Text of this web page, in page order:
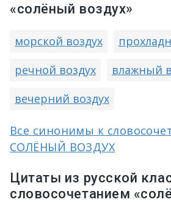
«солёный воздух»
морской воздух
речной воздух
влажный
вечерний воздух
Все синонимы к
СОЛЁНЫЙ ВОЗДУХ
Цитаты из русской
словосочетанием